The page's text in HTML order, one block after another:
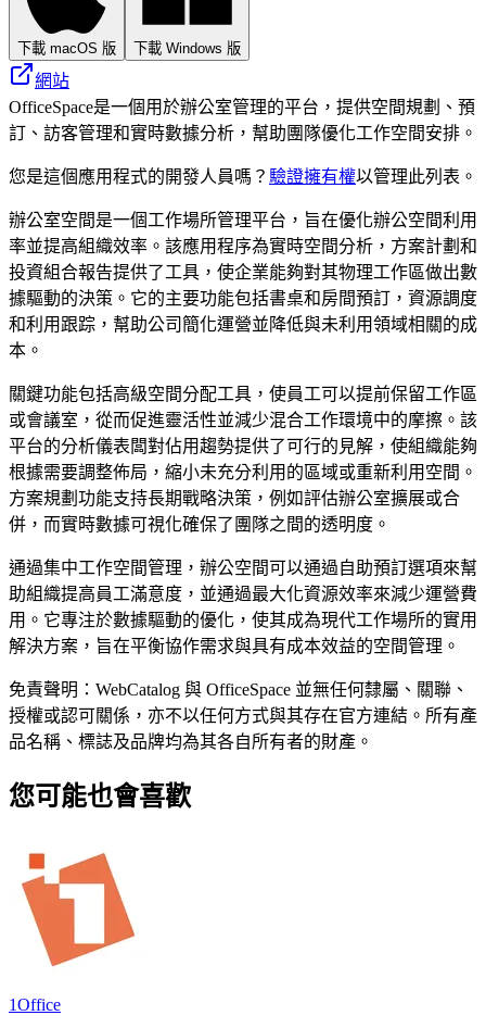
下載 macOS 版 下載 Windows 版
網站
OfficeSpace是一個用於辦公室管理的平台，提供空間規劃、預
訂、訪客管理和實時數據分析，幫助團隊優化工作空間安排。
您是這個應用程式的開發人員嗎？ 驗證擁有權以管理此列表。
辦公室空間是一個工作場所管理平台，旨在優化辦公空間利用
率並提高組織效率。該應用程序為實時空間分析，方案計劃和
投資組合報告提供了工具，使企業能夠對其物理工作區做出數
據驅動的決策。它的主要功能包括書桌和房間預訂，資源調度
和利用跟踪，幫助公司簡化運營並降低與未利用領域相關的成
本。
關鍵功能包括高級空間分配工具，使員工可以提前保留工作區
或會議室，從而促進靈活性並減少混合工作環境中的摩擦。該
平台的分析儀表闆對佔用趨勢提供了可行的見解，使組織能夠
根據需要調整佈局，縮小未充分利用的區域或重新利用空間。
方案規劃功能支持長期戰略決策，例如評估辦公室擴展或合
併，而實時數據可視化確保了團隊之間的透明度。
通過集中工作空間管理，辦公空間可以通過自助預訂選項來幫
助組織提高員工滿意度，並通過最大化資源效率來減少運營費
用。它專注於數據驅動的優化，使其成為現代工作場所的實用
解決方案，旨在平衡協作需求與具有成本效益的空間管理。
免責聲明：WebCatalog 與 OfficeSpace 並無任何隸屬、關聯、
授權或認可關係，亦不以任何方式與其存在官方連結。所有產
品名稱、標誌及品牌均為其各自所有者的財產。
您可能也會喜歡
1Office